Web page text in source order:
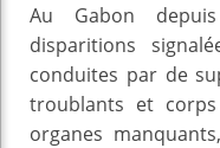
Au Gabon
disparitions
conduites par de
troublants et
organes